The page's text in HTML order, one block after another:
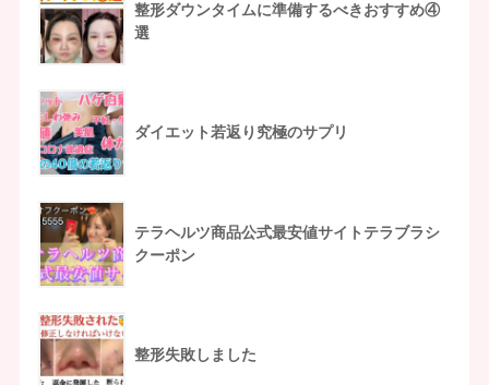
整形ダウンタイムに準備するべきおすすめ④
選
ダイエット若返り究極のサプリ
テラヘルツ商品公式最安値サイトテラブラシ
クーポン
整形失敗しました